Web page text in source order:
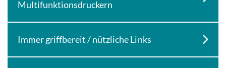
Multifunktionsdruckern
Immer griffbereit / nützliche Links